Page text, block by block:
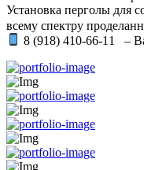
Установка перголы для
всему спектру
8 (918) 410-66-11⠀–